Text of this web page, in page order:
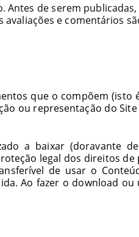
de serem
e comentários
que o compõem (isto
ou representação do
a baixar (doravante
legal dos direitos
de usar o
Ao fazer o download